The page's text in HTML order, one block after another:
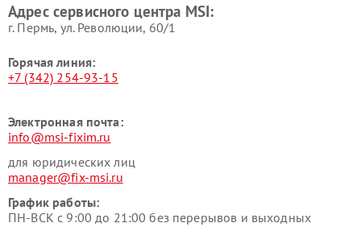
Адрес сервисного центра MSI:
г. Пермь, ул. ​Революции, 60/1
Горячая линия:
+7 (342) 254-93-15
Электронная почта:
info@msi-fixim.ru
для юридических лиц
manager@fix-msi.ru
График работы:
ПН-ВСК с 9:00 до 21:00 без перерывов и выходных